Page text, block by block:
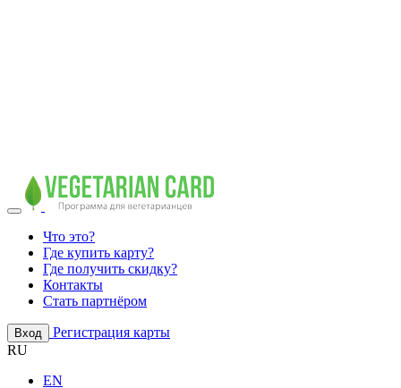
Что это?
Где купить карту?
Где получить скидку?
Контакты
Стать партнёром
Вход
Регистрация карты
RU
EN